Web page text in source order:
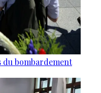
du bombardement